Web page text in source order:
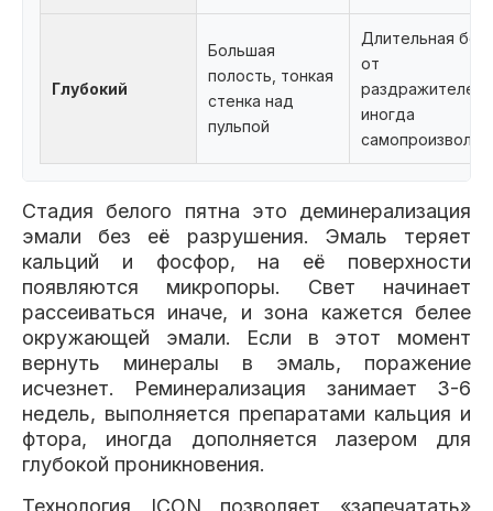
Глубокий
Большая
полость, тонкая
стенка над
пульпой
Длительная
от
раздражителей,
иногда
Стадия белого пятна это деминерализация
эмали без её разрушения. Эмаль теряет
кальций и фосфор, на её поверхности
появляются микропоры. Свет начинает
рассеиваться иначе, и зона кажется белее
окружающей эмали. Если в этот момент
вернуть минералы в эмаль, поражение
исчезнет. Реминерализация занимает 3-6
недель, выполняется препаратами кальция и
фтора, иногда дополняется лазером для
глубокой проникновения.
Технология ICON позволяет «запечатать»